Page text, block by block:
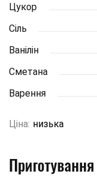
Цукор
Сіль
Ванілін
Сметана
Варення
Ціна: низька
Приготування